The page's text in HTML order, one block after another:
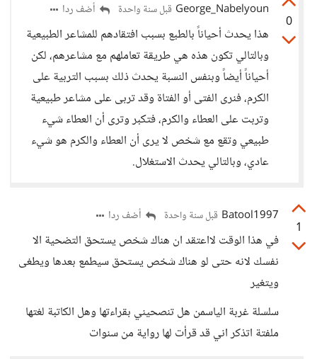
0
George_Nabelyoun قبل سنة واحدة أضف ردا
هذا يحدث أحياناً بالطبع بسبب افتقادهم للمشاعر الطبيعية
وبالتالي تكون هذه هي طريقة تعاملهم مع مشاعرهم، لكن
أحياناً أيضاً وبنفس النسبة يحدث ذلك بسبب التربية على
الكرم، فنرى الفتى أو الفتاة وقد تربى على مشاعر طبيعية
وتربت على العطاء والكرم، فتكبر وترى أن العطاء شيء
طبيعي وتقع مع شخص لا يرى أن العطاء والكرم هو شيء
عادي، وبالتالي يحدث الاستغلال.
1
Batool1997 قبل سنة واحدة أضف ردا
في هذا الوقت لااعتقد ان هناك شخص يستحق التضحية الا
نفسك لانه حتى لو هناك شخص يستحق سيطمع بعدها ويطغى
ويتغير
سلسلة غربة الياسمن هل تنصحيني بقراءتها وهل الكاتبة لغتها
ملفتة اتذكر اني قد قرأت لها رواية من سنوات